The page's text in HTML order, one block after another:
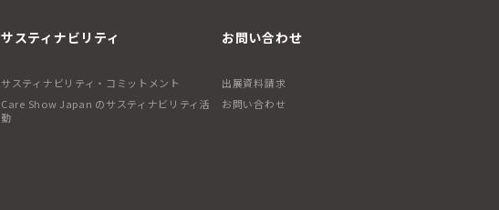
サスティナビリティ
サスティナビリティ・コミットメント
Care Show Japan のサスティナビリティ活
動
お問い合わせ
出展資料請求
お問い合わせ